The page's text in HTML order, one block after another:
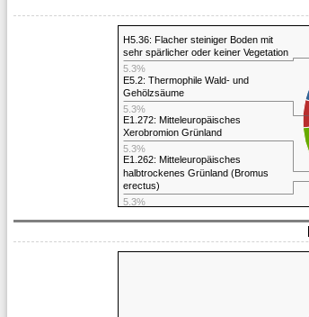
E1.262: Mitteleuropäisches
halbtrockenes Grünland (Bromus
erectus)
5.3%
E1.272: Mitteleuropäisches
Xerobromion Grünland
5.3%
E5.2: Thermophile Wald- und
Gehölzsäume
5.3%
H5.36: Flacher steiniger Boden mit
sehr spärlicher oder keiner Vegetation
5.3%